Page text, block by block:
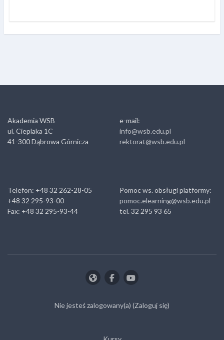
Akademia WSB
ul. Cieplaka 1C
41-300 Dąbrowa Górnicza
e-mail:
info@wsb.edu.pl
rektorat@wsb.edu.pl
Telefon: +48 32 262-28-05
+48 32 295-93-00
Fax: +48 32 295-93-44
Pomoc ws. obsługi platformy:
pomoc.elearning@wsb.edu.pl
tel. 32 295 93 65
Nie jesteś zalogowany(a) (Zaloguj się)